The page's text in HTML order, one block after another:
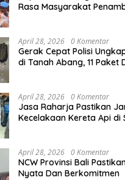
Rasa Masyarakat
April 28, 2026 0 Komentar
Gerak Cepat Polisi
di Tanah Abang, 11 Paket
April 28, 2026 0 Komentar
Jasa Raharja Pastikan
Kecelakaan Kereta Api di
April 28, 2026 0 Komentar
NCW Provinsi Bali
Nyata Dan Berkomitmen